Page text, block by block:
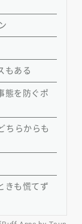
もある
態を防ぐポ
ちらからも
きも慌てず